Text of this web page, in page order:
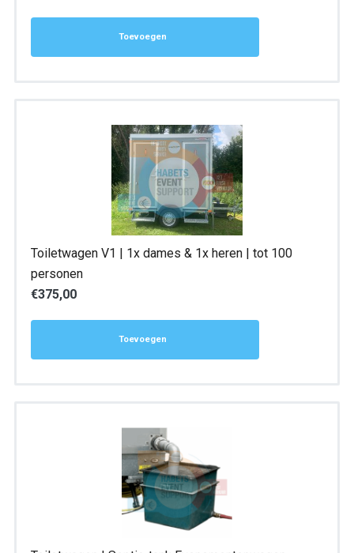
Toevoegen
Toiletwagen V1 | 1x dames & 1x heren | tot 100
personen
€375,00
Toevoegen